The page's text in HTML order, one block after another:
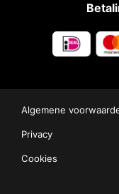
Algemene
Privacy
Cookies